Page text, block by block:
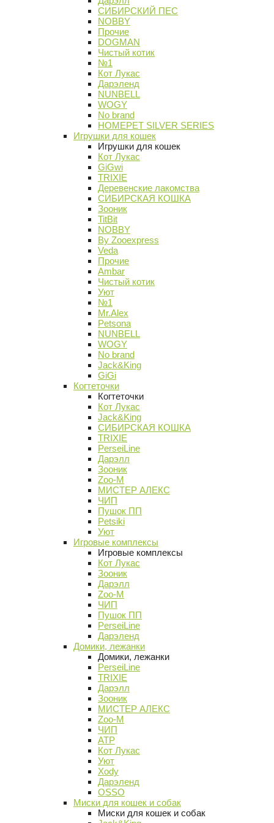
СИБИРСКИЙ ПЕС
NOBBY
Прочие
DOGMAN
Чистый котик
№1
Кот Лукас
Дарэленд
NUNBELL
WOGY
No brand
HOMEPET SILVER SERIES
Игрушки для кошек
Игрушки для кошек
Кот Лукас
GiGwi
TRIXIE
Деревенские лакомства
СИБИРСКАЯ КОШКА
Зооник
TitBit
NOBBY
By Zooexpress
Veda
Прочие
Ambar
Чистый котик
Уют
№1
Mr.Alex
Petsona
NUNBELL
WOGY
No brand
Jack&King
GiGi
Когтеточки
Когтеточки
Кот Лукас
Jack&King
СИБИРСКАЯ КОШКА
TRIXIE
PerseiLine
Дарэлл
Зооник
Zoo-M
МИСТЕР АЛЕКС
ЧИП
Пушок ПП
Petsiki
Уют
Игровые комплексы
Игровые комплексы
Кот Лукас
Зооник
Дарэлл
Zoo-M
ЧИП
Пушок ПП
PerseiLine
Дарэленд
Домики, лежанки
Домики, лежанки
PerseiLine
TRIXIE
Дарэлл
Зооник
МИСТЕР АЛЕКС
Zoo-M
ЧИП
АТР
Кот Лукас
Уют
Xody
Дарэленд
OSSO
Миски для кошек и собак
Миски для кошек и собак